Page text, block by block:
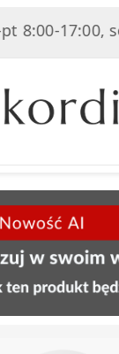
17:00, sob